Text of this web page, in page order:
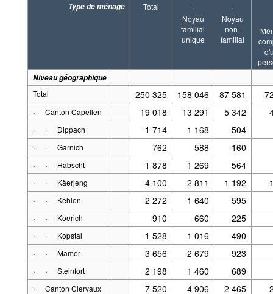
Type de ménage Total ·
Noyau
familial
unique
·
Noyau
non-
familial
Niveau géographique
Total
250 325 158 046 87 581
·
Canton Capellen 19 018 13 291 5 342
· · Dippach 1 714 1 168
504
· · Garnich 762 588
160
· · Habscht 1 878 1 269
564
· · Käerjeng 4 100 2 811 1 192
· · Kehlen 2 272 1 640
595
· · Koerich 910 660
225
· · Kopstal 1 528 1 016
490
· · Mamer 3 656 2 679
923
· · Steinfort 2 198 1 460
689
·
Canton Clervaux 7 520 4 906 2 465